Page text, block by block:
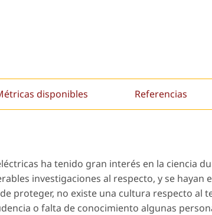
disponibles Referencias
ha tenido gran interés en la ciencia
investigaciones al respecto, y se hayan
proteger, no existe una cultura respecto al
o falta de conocimiento algunas